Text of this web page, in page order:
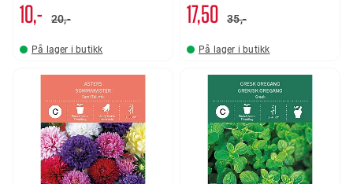
10,- 20,-
På lager i butikk
1750 35,-
På lager i butikk